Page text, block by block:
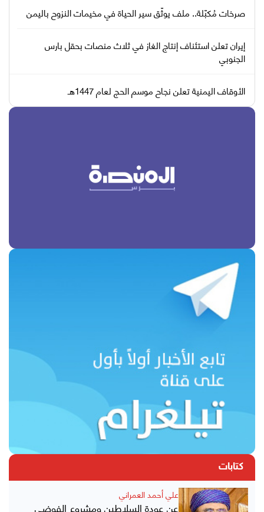
صرخات مُكبّلة.. ملف يوثّق سير الحياة في مخيمات النزوح باليمن
إيران تعلن استئناف إنتاج الغاز في ثلاث منصات بحقل بارس
الجنوبي
الأوقاف اليمنية تعلن نجاح موسم الحج لعام 1447هـ
كتابات
علي أحمد العمراني
عن عودة السلاطين ومشروع الفوضى